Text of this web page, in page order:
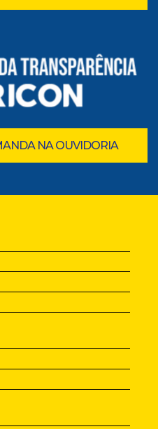
NA OUVIDORIA